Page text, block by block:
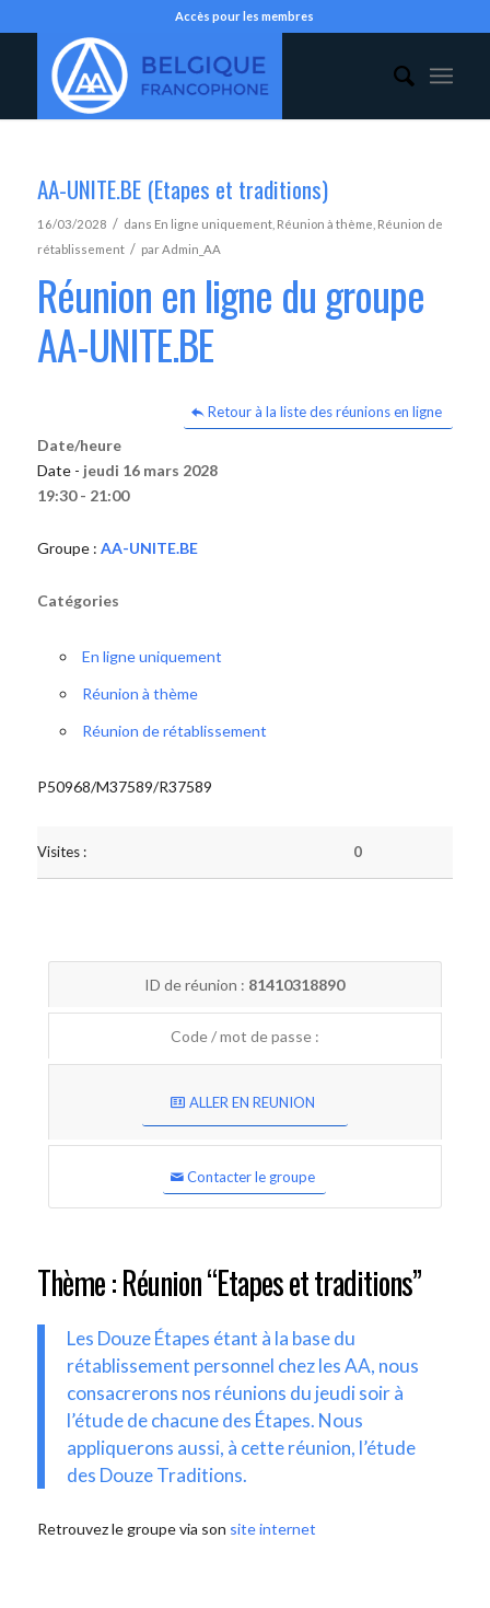
Accès pour les membres
AA-UNITE.BE (Etapes et traditions)
16/03/2028 / dans En ligne uniquement, Réunion à thème Réunion de
rétablissement / parAdmin_AA
Réunion en ligne du groupe
AA-UNITE.BE
Retour à la liste des réunions en ligne
Date/heure
Date - jeudi 16 mars 2028
19:30 - 21:00
Groupe : AA-UNITE.BE
Catégories
En ligne uniquement
Réunion à thème
Réunion de rétablissement
P50968/M37589/R37589
Visites : 0
ID de réunion : 81410318890
Code / mot de passe :
ALLER EN REUNION
Contacter le groupe
Thème : Réunion “Etapes et traditions”
Les Douze Étapes étant à la base du
rétablissement personnel chez les AA, nous
consacrerons nos réunions du jeudi soir à
l’étude de chacune des Étapes. Nous
appliquerons aussi, à cette réunion, l’étude
des Douze Traditions.
Retrouvez le groupe via son site internet